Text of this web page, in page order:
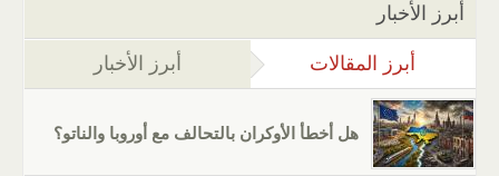
أبرز الأخبار
أبرز المقالات (علامة التبويب النشطة)
أبرز الأخبار
هل أخطأ الأوكران بالتحالف مع أوروبا والناتو؟